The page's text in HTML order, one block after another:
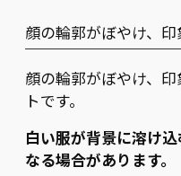
顔の輪郭がぼやけ、
顔の輪郭がぼやけ、
トです。
白い服が背景に溶け
なる場合があります。